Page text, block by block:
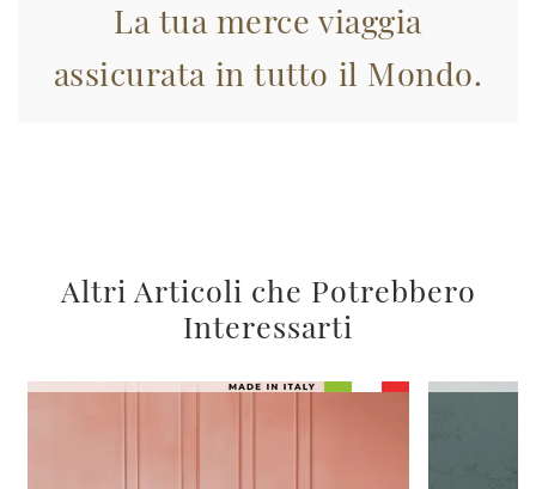
La tua merce viaggia
assicurata in tutto il Mondo.
Altri Articoli che Potrebbero
Interessarti